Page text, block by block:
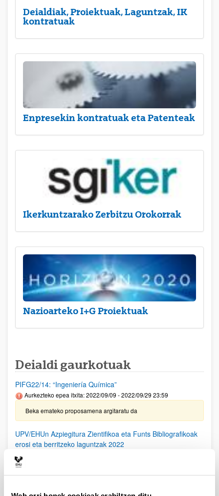
Deialdiak, Proiektuak, Laguntzak, IK
kontratuak
Enpresekin kontratuak eta Patenteak
Ikerkuntzarako Zerbitzu Orokorrak
Nazioarteko I+G Proiektuak
Deialdi gaurkotuak
PIFG22/14: “Ingeniería Química”
Aurkezteko epea itxita: 2022/09/09 - 2022/09/29 23:59
Beka emateko proposamena argitaratu da
UPV/EHUn Azpiegitura Zientifikoa eta Funts Bibliografikoak
erosi eta berritzeko laguntzak 2022